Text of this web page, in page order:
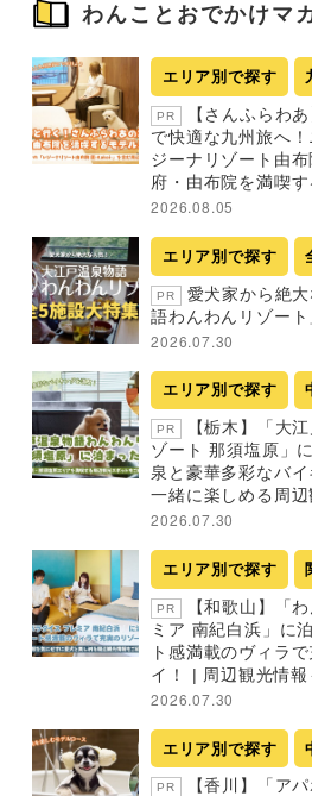
わんことおでかけマ
エリア別で探す
PR
【さんふらわ
で快適な九州旅へ
ジーナリゾート由
府・由布院を満喫
2026.08.05
エリア別で探す
PR
愛犬家から絶
語わんわんリゾート
2026.07.30
エリア別で探す
PR
【栃木】「大
ゾート 那須塩原」
泉と豪華多彩なバ
一緒に楽しめる周
2026.07.30
エリア別で探す
PR
【和歌山】「
ミア 南紀白浜」に
ト感満載のヴィラ
イ！ | 周辺観光情報
2026.07.30
エリア別で探す
PR
【香川】「ア